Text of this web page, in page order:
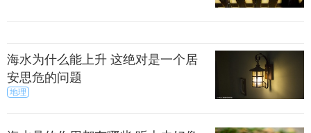
产，这样黄帝就首先带领部落开始东迁。
学家考证，黄帝先是沿着北洛水南下，到达今陕
西的大荔、朝邑一带，之后又东渡黄河，顺着中条山
和太行山，向东北迁移，沿着桑干河来到现今张家口
市涿鹿一带。
海水为什么能上升 这绝对是一个居
安思危的问题
地理